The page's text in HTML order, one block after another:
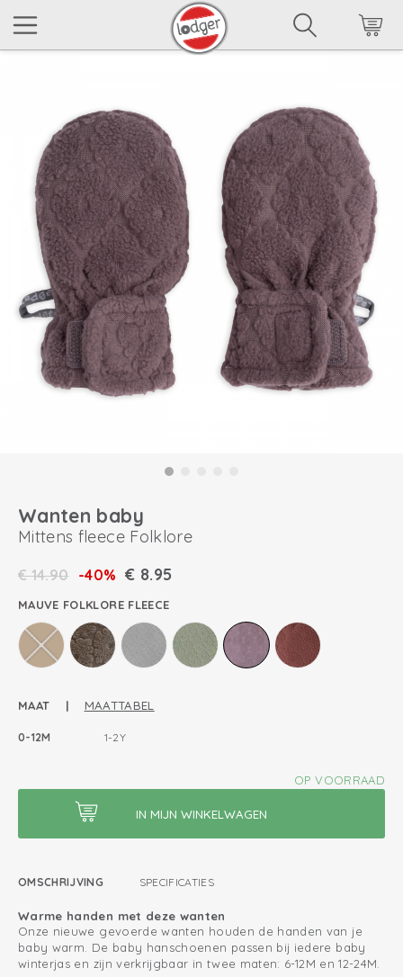
Wanten baby
Mittens fleece Folklore
€14.90 -40% € 8.95
MAUVE FOLKLORE FLEECE
MAAT | MAATTABEL
0-12M 1-2Y
OP VOORRAAD
OMSCHRIJVING SPECIFICATIES
Warme handen met deze wanten
Onze nieuwe gevoerde wanten houden de handen van je
baby warm. De baby hanschoenen passen bij iedere baby
winterjas en zijn verkrijgbaar in twee maten: 6-12M en 12-24M.